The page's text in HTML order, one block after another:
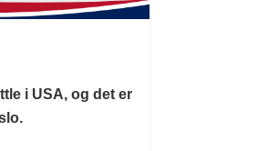
i USA, og det er